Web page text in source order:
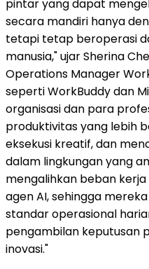
pintar yang dapat
secara mandiri hanya
tetapi tetap beroperasi
manusia," ujar Sherina
Operations Manager
seperti WorkBuddy dan
organisasi dan para
produktivitas yang lebih
eksekusi kreatif, dan
dalam lingkungan yang
mengalihkan beban
agen AI, sehingga
standar operasional
pengambilan keputusan
inovasi."